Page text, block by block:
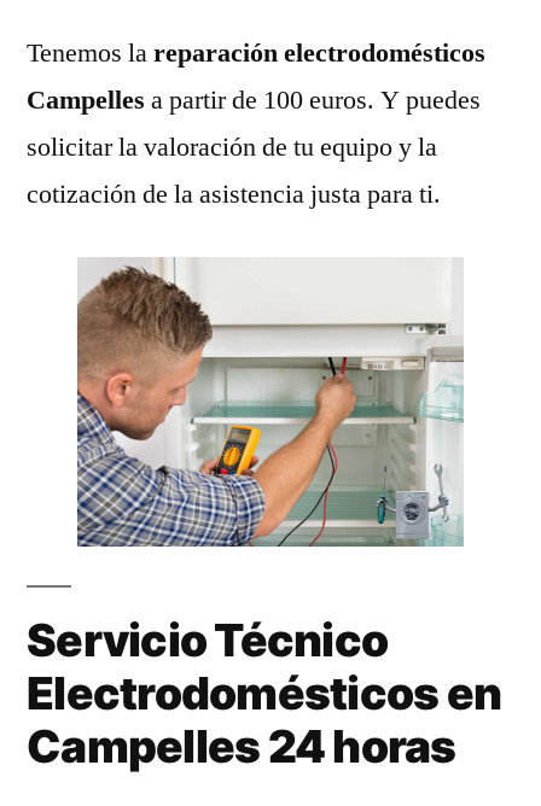
Tenemos lareparación electrodomésticos
Campelles a partir de 100 euros. Y puedes
solicitar la valoración de tu equipo y la
cotización de la asistencia justa para ti.
Servicio Técnico
Electrodomésticos en
Campelles 24 horas